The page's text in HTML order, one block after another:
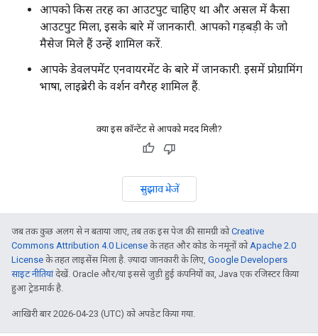
आपको किस तरह का आउटपुट चाहिए था और असल में कैसा
आउटपुट मिला, इसके बारे में जानकारी. आपको गड़बड़ी के जो
मैसेज मिले हैं उन्हें शामिल करें.
आपके डेवलपमेंट एनवायरमेंट के बारे में जानकारी. इसमें प्रोग्रामिंग
भाषा, लाइब्रेरी के वर्शन वगैरह शामिल हैं.
क्या इस कॉन्टेंट से आपको मदद मिली?
सुझाव भेजें
जब तक कुछ अलग से न बताया जाए, तब तक इस पेज की सामग्री कोCreative
Commons Attribution 4.0 License के तहत और कोड के नमूनों कोApache 2.0
License के तहत लाइसेंस मिला है. ज़्यादा जानकारी के लिए, Google Developers
साइट नीतियांदेखें. Oracle और/या इससे जुड़ी हुई कंपनियों का, Java एक रजिस्टर किया
हुआ ट्रेडमार्क है.
आखिरी बार 2026-04-23 (UTC) को अपडेट किया गया.